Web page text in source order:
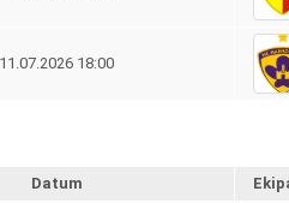
11.07.2026 18:00
Datum